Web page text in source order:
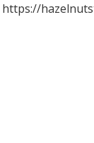
https://